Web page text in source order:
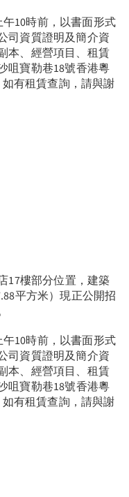
10時前，以書面形式
司資質證明及簡介資
本、經營項目、租賃
咀寶勒巷18號香港粵
如有租賃查詢，請與謝
17樓部分位置，建築
平方米）現正公開招
10時前，以書面形式
司資質證明及簡介資
本、經營項目、租賃
咀寶勒巷18號香港粵
如有租賃查詢，請與謝